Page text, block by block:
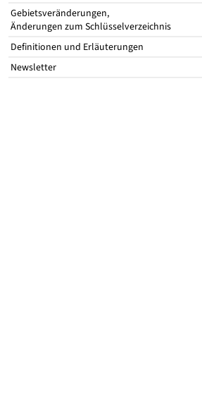
Gebietsveränderungen,
Änderungen zum Schlüsselverzeichnis
Definitionen und Erläuterungen
Newsletter